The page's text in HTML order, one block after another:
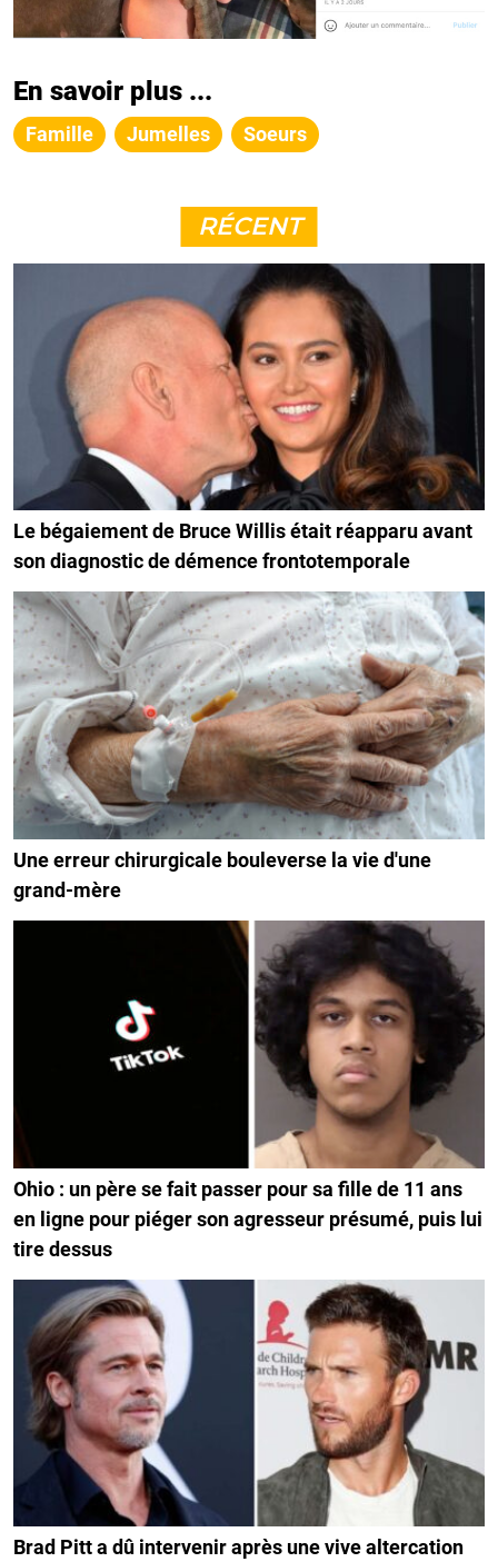
En savoir plus ...
Famille Jumelles Soeurs
RÉCENT
Le bégaiement de Bruce Willis était réapparu avant
son diagnostic de démence frontotemporale
Une erreur chirurgicale bouleverse la vie d'une
grand-mère
Ohio : un père se fait passer pour sa fille de 11 ans
en ligne pour piéger son agresseur présumé, puis lui
tire dessus
Brad Pitt a dû intervenir après une vive altercation